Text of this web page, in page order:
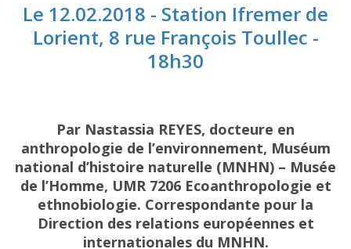
Le 12.02.2018 - Station Ifremer de
Lorient, 8 rue François Toullec -
18h30
Par Nastassia REYES, docteure en
anthropologie de l’environnement, Muséum
national d’histoire naturelle (MNHN) – Musée
de l’Homme, UMR 7206 Ecoanthropologie et
ethnobiologie. Correspondante pour la
Direction des relations européennes et
internationales du MNHN.